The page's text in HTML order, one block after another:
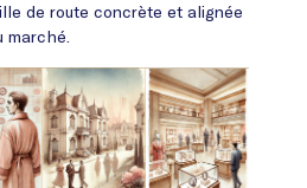
de route concrète et alignée